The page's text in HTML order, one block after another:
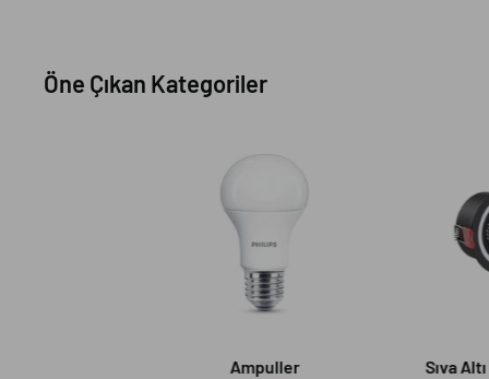
Öne Çıkan Kategoriler
Ampuller Sıva